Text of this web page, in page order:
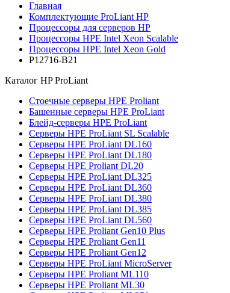
Главная
Комплектующие ProLiant HP
Процессоры для серверов HP
Процессоры HPE Intel Xeon Scalable
Процессоры HPE Intel Xeon Gold
P12716-B21
Каталог HP ProLiant
Стоечные серверы HPE Proliant
Башенные серверы HPE ProLiant
Блейд-серверы HPE ProLiant
Серверы HPE ProLiant SL Scalable
Серверы HPE ProLiant DL160
Серверы HPE ProLiant DL180
Серверы HPE Proliant DL20
Серверы HPE ProLiant DL325
Серверы HPE ProLiant DL360
Серверы HPE ProLiant DL380
Серверы HPE ProLiant DL385
Серверы HPE ProLiant DL560
Серверы HPE Proliant Gen10 Plus
Серверы HPE Proliant Gen11
Серверы HPE Proliant Gen12
Серверы HPE ProLiant MicroServer
Серверы HPE Proliant ML110
Серверы HPE Proliant ML30